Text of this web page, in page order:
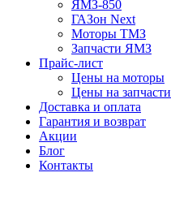
ЯМЗ-850
ГАЗон Next
Моторы ТМЗ
Запчасти ЯМЗ
Прайс-лист
Цены на моторы
Цены на запчасти
Доставка и оплата
Гарантия и возврат
Акции
Блог
Контакты